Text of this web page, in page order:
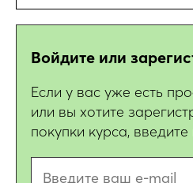
Войдите или
Если у вас уже есть
или вы хотите
покупки курса,